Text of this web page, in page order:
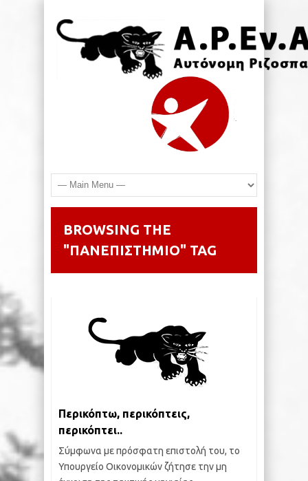
BROWSING THE
"ΠΑΝΕΠΙΣΤΗΜΙΟ" TAG
Περικόπτω, περικόπτεις,
περικόπτει..
Σύμφωνα με πρόσφατη επιστολή του, το
Υπουργείο Οικονομικών ζήτησε την μη